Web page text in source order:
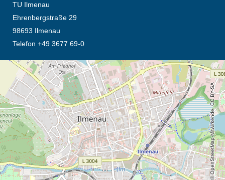
TU Ilmenau
Ehrenbergstraße 29
98693 Ilmenau
Telefon +49 3677 69-0
Öffnet die Anfahrtsbeschreibung in neuem Tab (Karte)
© OpenStreetMap-Mitwirkende, CC BY-SA